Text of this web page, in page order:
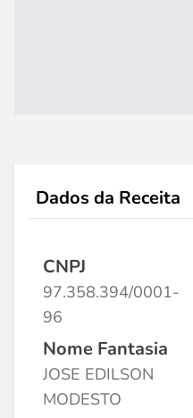
Dados da Receita
CNPJ
97.358.394/0001-
96
Nome Fantasia
JOSE EDILSON
MODESTO